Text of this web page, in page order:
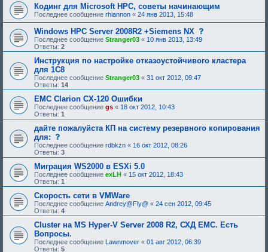
о
д
о
б
р
е
н
и
я
:
ю
щ
е
е
о
о
б
е
н
и
:
Кодинг для Microsoft HPC, советы начинающим
Последнее сообщение rhiannon « 24 янв 2013, 15:48
Windows HPC Server 2008R2 +Siemens NX
б
щ
е
у
е
б
е
и
я
Последнее сообщение Stranger03 « 10 янв 2013, 13:49
Ответы: 2
Инструкция по настройке отказоустойчивого кластера
для 1С8
Последнее сообщение Stranger03 « 31 окт 2012, 09:47
Ответы: 14
EMC Clarion CX-120 Ошибки
Последнее сообщение gs « 18 окт 2012, 10:43
Ответы: 1
дайте пожалуйста КП на систему резервного копирования
для:
о
о
б
щ
е
н
и
е
,
т
р
б
у
ю
щ
Последнее сообщение rdbkzn « 16 окт 2012, 08:26
Ответы: 3
Миграция WS2000 в ESXi 5.0
Последнее сообщение exLH « 15 окт 2012, 18:43
Ответы: 1
Скорость сети в VMWare
Последнее сообщение Andrey@Fly@ « 24 сен 2012, 09:45
Ответы: 4
Cluster на MS Hyper-V Server 2008 R2, СХД EMC. Есть
Вопросы.
Последнее сообщение Lawnmover « 01 авг 2012, 06:39
Ответы: 5